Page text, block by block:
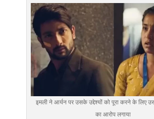
इमली ने आर्यन पर उसके उद्देश्यों को पूरा करने के लिए
का आरोप लगाया